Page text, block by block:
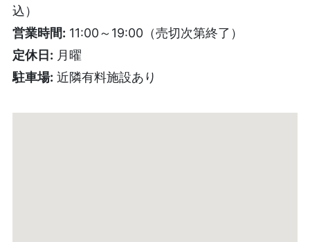
込）
営業時間: 11:00～19:00（売切次第終了）
定休日: 月曜
駐車場: 近隣有料施設あり